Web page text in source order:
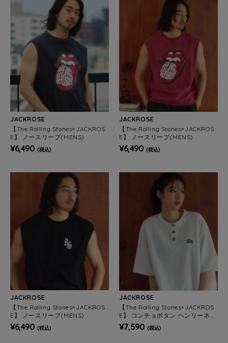
JACKROSE
【The Rolling Stones×JACKROS
E】 ノースリーブ(MENS)
¥6,490 (税込)
JACKROSE
【The Rolling Stones×JACKROS
E】 ノースリーブ(MENS)
¥6,490 (税込)
JACKROSE
【The Rolling Stones×JACKROS
E】 ノースリーブ(MENS)
¥6,490 (税込)
JACKROSE
【The Rolling Stones×JACKROS
E】 コンチョボタン ヘンリーネッ
ク SSTEE(MENS)
¥7,590 (税込)